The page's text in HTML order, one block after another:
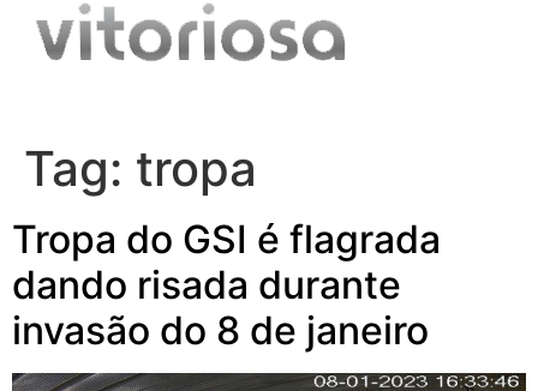
Tag: tropa
Tropa do GSI é flagrada
dando risada durante
invasão do 8 de janeiro